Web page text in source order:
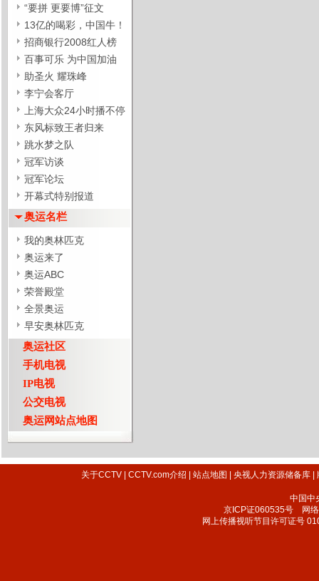
“要拼 更要博”征文
13亿的喝彩，中国牛！
招商银行2008红人榜
百事可乐 为中国加油
助圣火 耀珠峰
李宁会客厅
上海大众24小时播不停
东风标致王者归来
跳水梦之队
冠军访谈
冠军论坛
开幕式特别报道
奥运名栏
我的奥林匹克
奥运来了
奥运ABC
荣誉殿堂
全景奥运
早安奥林匹克
奥运社区
手机电视
IP电视
公交电视
奥运网站点地图
关于CCTV |CCTV.com介绍 |站点地图 |央视人力资源储备库 |
中国中
京ICP证060535号 网络
网上传播视听节目许可证号